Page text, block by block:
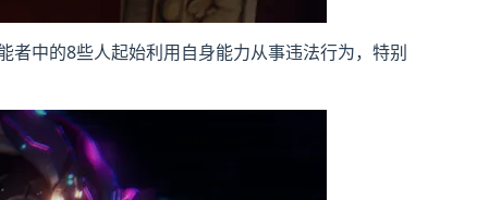
中的8些人起始利用自身能力从事违法行为，特别